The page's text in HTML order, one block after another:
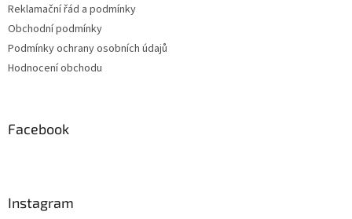
Reklamační řád a podmínky
Obchodní podmínky
Podmínky ochrany osobních údajů
Hodnocení obchodu
Facebook
Instagram